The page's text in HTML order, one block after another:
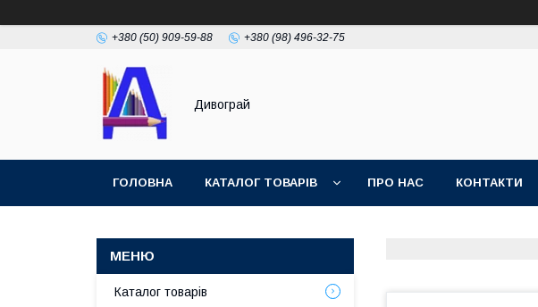
+380 (50) 909-59-88 +380 (98) 496-32-75
Дивограй
ГОЛОВНА КАТАЛОГ ТОВАРІВ ПРО НАС КОНТАКТИ
Каталог товарів